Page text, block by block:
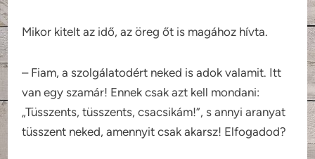
Mikor kitelt az idő, az öreg őt is magához hívta.
– Fiam, a szolgálatodért neked is adok valamit. Itt
van egy szamár! Ennek csak azt kell mondani:
„Tüsszents, tüsszents, csacsikám!”, s annyi aranyat
tüsszent neked, amennyit csak akarsz! Elfogadod?